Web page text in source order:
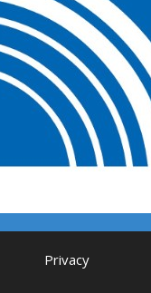
Privacy